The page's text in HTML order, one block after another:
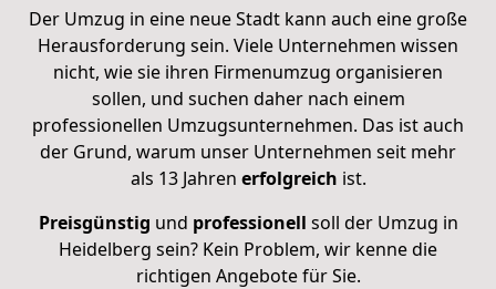
Der Umzug in eine neue Stadt kann auch eine große
Herausforderung sein. Viele Unternehmen wissen
nicht, wie sie ihren Firmenumzug organisieren
sollen, und suchen daher nach einem
professionellen Umzugsunternehmen. Das ist auch
der Grund, warum unser Unternehmen seit mehr
als 13 Jahren erfolgreich ist.
Preisgünstig und professionell soll der Umzug in
Heidelberg sein? Kein Problem, wir kenne die
richtigen Angebote für Sie.